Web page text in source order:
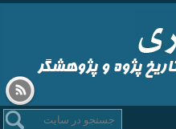
پژوه و پژوهشگر